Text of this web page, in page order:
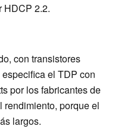
HDCP 2.2.
con transistores
el TDP con
por los fabricantes de
rendimiento, porque el
largos.